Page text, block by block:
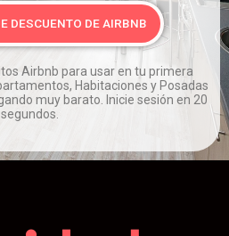
DESCUENTO DE AIRBNB
Airbnb para usar en tu primera
Habitaciones y Posadas
muy barato.
Inicie sesión en 20
segundos.